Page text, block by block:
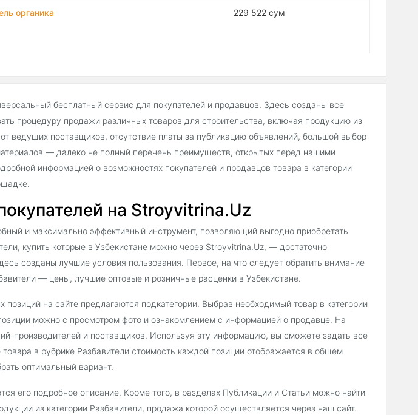
органика 229 522 сум
бесплатный сервис для покупателей и продавцов. Здесь созданы все
процедуру продажи различных товаров для строительства, включая продукцию из
ведущих поставщиков, отсутствие платы за публикацию объявлений, большой выбор
— далеко не полный перечень преимуществ, открытых перед нашими
информацией о возможностях покупателей и продавцов товара в категории
на Stroyvitrina.Uz
и максимально эффективный инструмент, позволяющий выгодно приобретать
купить которые в Узбекистане можно через Stroyvitrina.Uz, — достаточно
созданы лучшие условия пользования. Первое, на что следует обратить внимание
— цены, лучшие оптовые и розничные расценки в Узбекистане.
позиций на сайте предлагаются подкатегории. Выбрав необходимый товар в категории
можно с просмотром фото и ознакомлением с информацией о продавце. На
производителей и поставщиков. Используя эту информацию, вы сможете задать все
в рубрике Разбавители стоимость каждой позиции отображается в общем
оптимальный вариант.
его подробное описание. Кроме того, в разделах Публикации и Статьи можно найти
из категории Разбавители, продажа которой осуществляется через наш сайт.